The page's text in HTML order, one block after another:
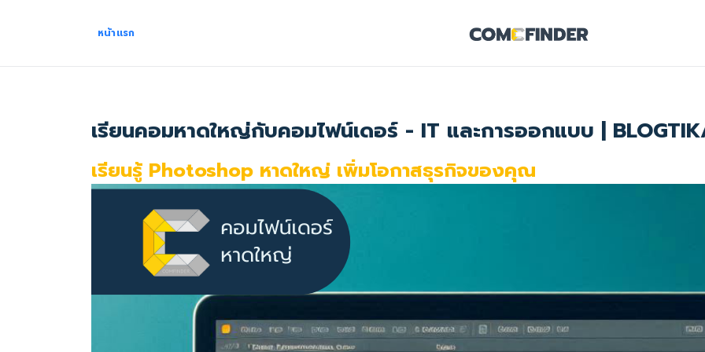
หน้าแรก
เรียนคอมหาดใหญ่กับคอมไฟน์เดอร์ - IT และการออกแบบ |
เรียนรู้ Photoshop หาดใหญ่ เพิ่มโอกาสธุรกิจของคุณ